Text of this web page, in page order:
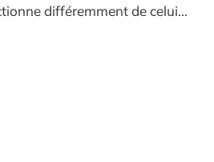
différemment de celui...